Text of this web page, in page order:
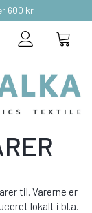
600 kr
til. Varerne er
lokalt i bl.a.